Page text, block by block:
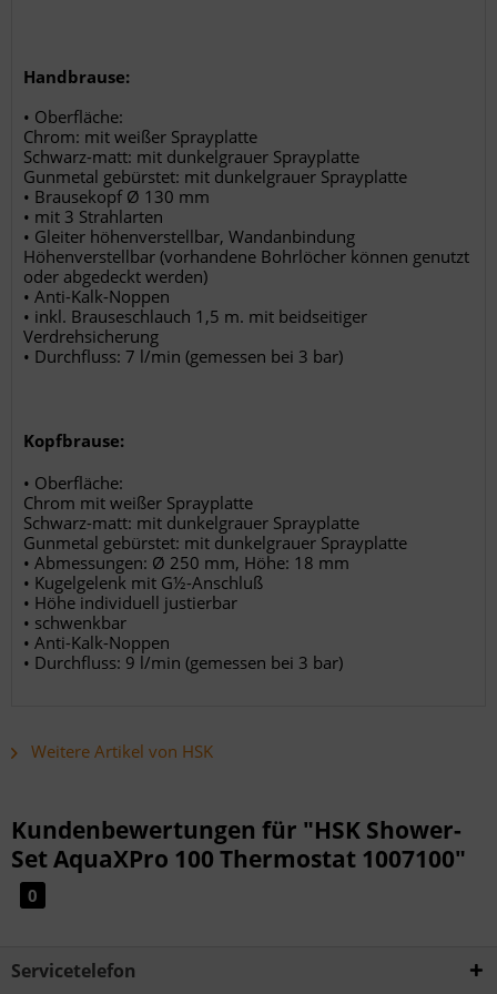
Handbrause:
• Oberfläche:
Chrom: mit weißer Sprayplatte
Schwarz-matt: mit dunkelgrauer Sprayplatte
Gunmetal gebürstet: mit dunkelgrauer Sprayplatte
• Brausekopf Ø 130 mm
• mit 3 Strahlarten
• Gleiter höhenverstellbar, Wandanbindung
Höhenverstellbar (vorhandene Bohrlöcher können genutzt
oder abgedeckt werden)
• Anti-Kalk-Noppen
• inkl. Brauseschlauch 1,5 m. mit beidseitiger
Verdrehsicherung
• Durchfluss: 7 l/min (gemessen bei 3 bar)
Kopfbrause:
• Oberfläche:
Chrom mit weißer Sprayplatte
Schwarz-matt: mit dunkelgrauer Sprayplatte
Gunmetal gebürstet: mit dunkelgrauer Sprayplatte
• Abmessungen: Ø 250 mm, Höhe: 18 mm
• Kugelgelenk mit G½-Anschluß
• Höhe individuell justierbar
• schwenkbar
• Anti-Kalk-Noppen
• Durchfluss: 9 l/min (gemessen bei 3 bar)
Weitere Artikel von HSK
Kundenbewertungen für "HSK Shower-
Set AquaXPro 100 Thermostat 1007100"
0
Servicetelefon